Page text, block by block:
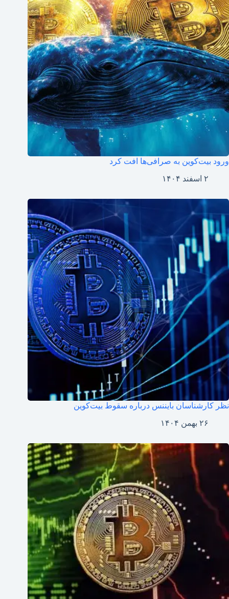
ورود بیت‌کوین به صرافی‌ها افت کرد
۲ اسفند ۱۴۰۴
نظر کارشناسان بایننس درباره سقوط بیت‌کوین
۲۶ بهمن ۱۴۰۴